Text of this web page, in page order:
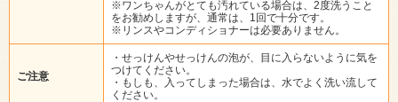
※ワンちゃんがとても汚れている場合は、2度洗うこと
をお勧めしますが、通常は、1回で十分です。
※リンスやコンディショナーは必要ありません。
ご注意
・せっけんやせっけんの泡が、目に入らないように気を
つけてください。
・もしも、入ってしまった場合は、水でよく洗い流して
ください。